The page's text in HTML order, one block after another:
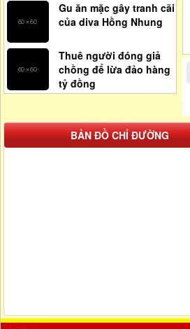
Gu ăn mặc gây tranh cãi
của diva Hồng Nhung
Thuê người đóng giả
chồng để lừa đảo hàng
tỷ đồng
BẢN ĐỒ CHỈ ĐƯỜNG